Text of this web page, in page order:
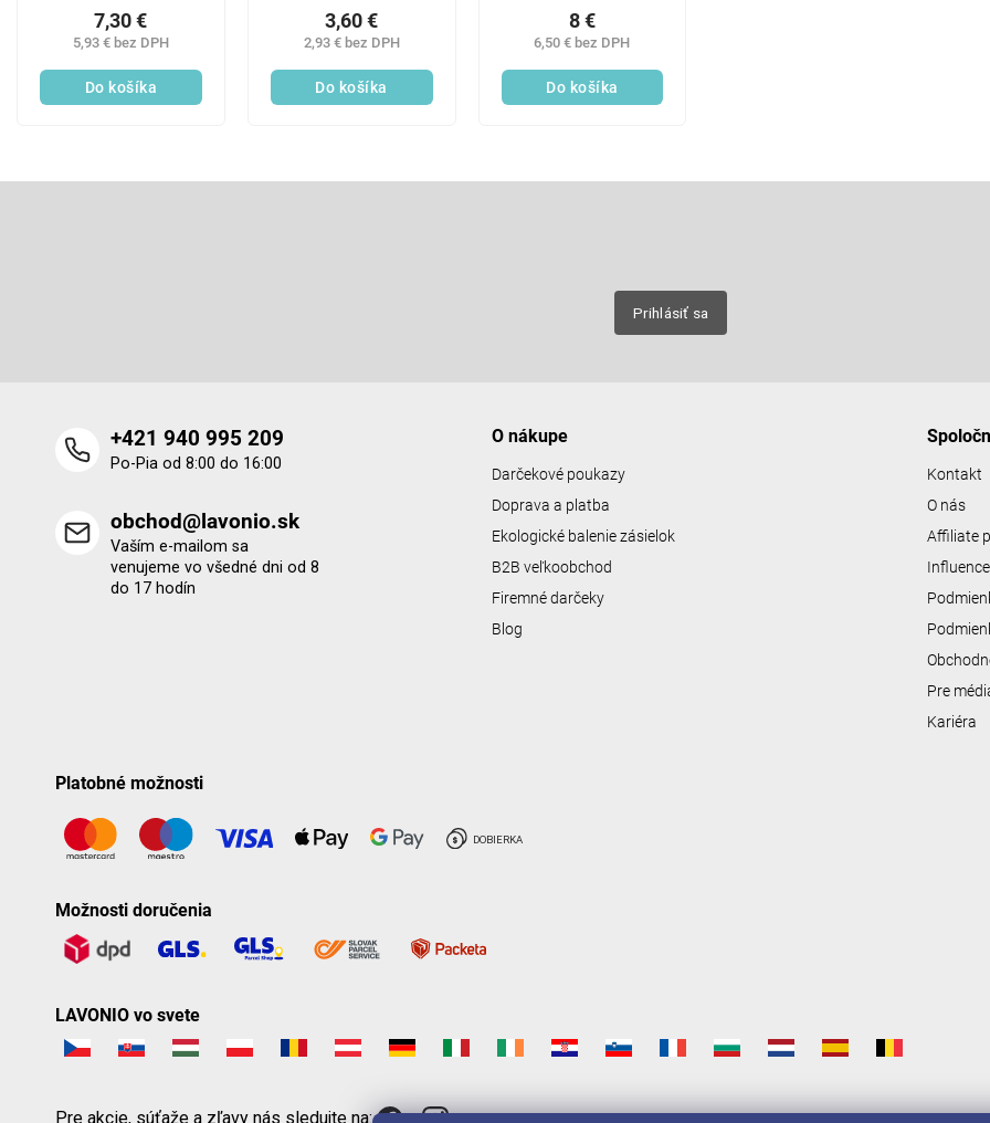
5,93 € bez DPH
7,30 €
Do košíka
250 ML
2,93 € bez DPH
3,60 €
Do košíka
FRUITY EDITION
6,50 € bez DPH
8 €
Do košíka
Prihlásiť sa
+421 940 995 209
Po-Pia od 8:00 do 16:00
obchod@lavonio.sk
Vaším e-mailom sa
venujeme vo všedné dni od 8
do 17 hodín
O nákupe
Darčekové poukazy
Doprava a platba
Ekologické balenie zásielok
B2B veľkoobchod
Firemné darčeky
Blog
Kontakt
O nás
Affiliate
Pre
Kariéra
Platobné možnosti
Možnosti doručenia
LAVONIO vo svete
Pre akcie, súťaže a zľavy nás sledujte na: